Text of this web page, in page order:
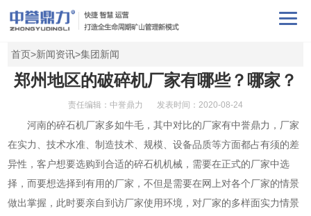
首页>新闻资讯>集团新闻
郑州地区的破碎机厂家有哪些？哪家？
责任编辑：中誉鼎力 发表时间：2020-08-24
河南的碎石机厂家多如牛毛，其中对比的厂家有中誉鼎力，厂家
在实力、技术水准、制造技术、规模、设备品质等方面都占有须的差
异性，客户想要选购到合适的碎石机机械，需要在正式的厂家中选
择，而要想选择到有用的厂家，不但是需要在网上对各个厂家的情景
做出掌握，此时要亲自到访厂家使用环境，对厂家的多样面实力情景